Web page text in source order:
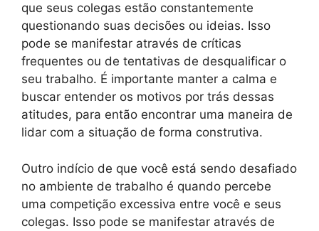
que seus colegas estão constantemente
questionando suas decisões ou ideias. Isso
pode se manifestar através de críticas
frequentes ou de tentativas de desqualificar o
seu trabalho. É importante manter a calma e
buscar entender os motivos por trás dessas
atitudes, para então encontrar uma maneira de
lidar com a situação de forma construtiva.
Outro indício de que você está sendo desafiado
no ambiente de trabalho é quando percebe
uma competição excessiva entre você e seus
colegas. Isso pode se manifestar através de